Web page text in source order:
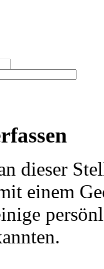
dieser
einem